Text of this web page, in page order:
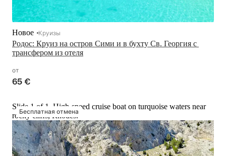
Родос: Круиз на остров Сими и в бухту Св. Георгия с
трансфером из отеля
Новое Круизы
от
65 €
Бесплатная отмена
Slide 1 of 1, High-speed cruise boat on turquoise waters near
rocky cliffs, Rhodes.